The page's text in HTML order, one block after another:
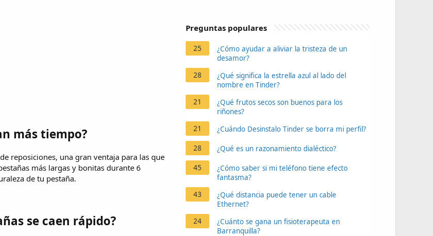
más tiempo?
reposiciones, una gran ventaja para las que
más largas y bonitas durante 6
de tu pestaña.
se caen rápido?
Preguntas populares
25
¿Cómo ayudar a aliviar la tristeza de un
desamor?
28
¿Qué significa la estrella azul al lado del
nombre en Tinder?
21
¿Qué frutos secos son buenos para los
riñones?
21
¿Cuándo Desinstalo Tinder se borra mi perfil?
28 ¿Qué es un razonamiento dialéctico?
45
¿Cómo saber si mi teléfono tiene efecto
fantasma?
43
¿Qué distancia puede tener un cable
Ethernet?
24
¿Cuánto se gana un fisioterapeuta en
Barranquilla?